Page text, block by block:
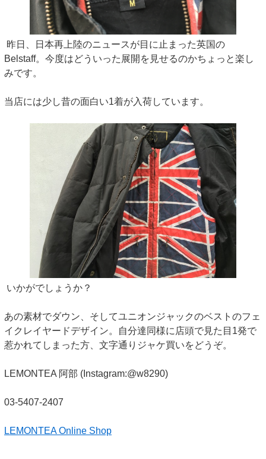
昨日、日本再上陸のニュースが目に止まった英国の
Belstaff。今度はどういった展開を見せるのかちょっと楽し
みです。
当店には少し昔の面白い1着が入荷しています。
いかがでしょうか？
あの素材でダウン、そしてユニオンジャックのベストのフェ
イクレイヤードデザイン。自分達同様に店頭で見た目1発で
惹かれてしまった方、文字通りジャケ買いをどうぞ。
LEMONTEA 阿部 (Instagram:@w8290)
03-5407-2407
LEMONTEA Online Shop